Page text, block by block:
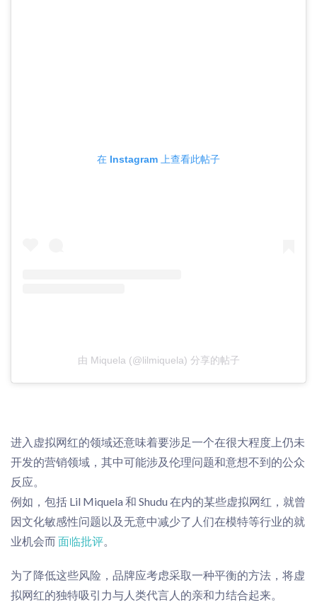
在 Instagram 上查看此帖子
由 Miquela (@lilmiquela) 分享的帖子
进入虚拟网红的领域还意味着要涉足一个在很大程度上仍未
开发的营销领域，其中可能涉及伦理问题和意想不到的公众
反应。
例如，包括 Lil Miquela 和 Shudu 在内的某些虚拟网红
就曾
因文化敏感性问题以及无意中减少了人们在模特等行业的就
业机会而 面临批评
为了降低这些风险，品牌应考虑采取一种平衡的方法，将虚
拟网红的独特吸引力与人类代言人 的亲和力结合起来。